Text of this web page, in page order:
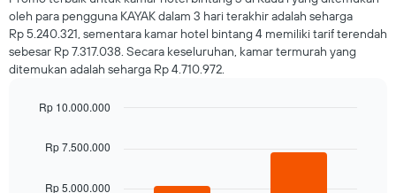
oleh para pengguna KAYAK dalam 3 hari terakhir adalah seharga
Rp 5.240.321, sementara kamar hotel bintang 4 memiliki tarif terendah
sebesar Rp 7.317.038. Secara keseluruhan, kamar termurah yang
ditemukan adalah seharga Rp 4.710.972.
with
bars.Rp 5.000.000
Rp 7.500.000
Rp 10.000.000